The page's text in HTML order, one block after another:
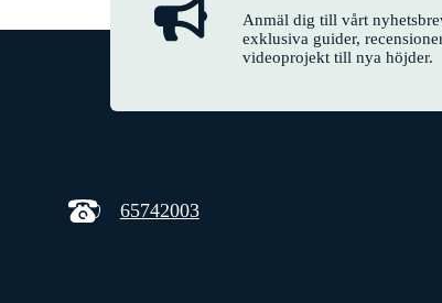
Anmäl dig till vårt
exklusiva guider,
videoprojekt till nya höjder.
65742003